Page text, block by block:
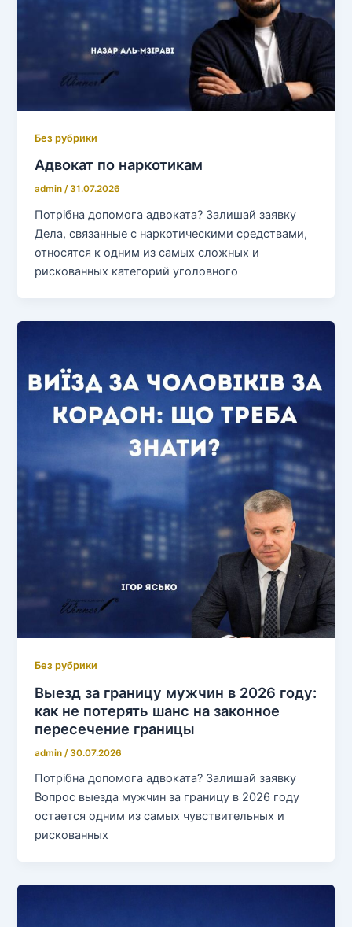
Без рубрики
Адвокат по наркотикам
admin/31.07.2026
Потрібна допомога адвоката? Залишай заявку
Дела, связанные с наркотическими средствами,
относятся к одним из самых сложных и
рискованных категорий уголовного
Без рубрики
Выезд за границу мужчин в 2026 году:
как не потерять шанс на законное
пересечение границы
admin /30.07.2026
Потрібна допомога адвоката? Залишай заявку
Вопрос выезда мужчин за границу в 2026 году
остается одним из самых чувствительных и
рискованных